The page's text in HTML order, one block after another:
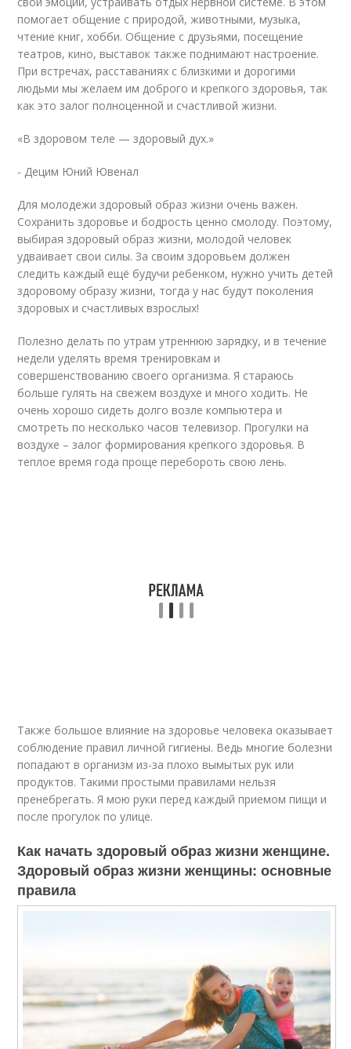
помогает общение с природой, животными, музыка,
чтение книг, хобби. Общение с друзьями, посещение
театров, кино, выставок также поднимают настроение.
При встречах, расставаниях с близкими и дорогими
людьми мы желаем им доброго и крепкого здоровья, так
как это залог полноценной и счастливой жизни.
«В здоровом теле — здоровый дух.»
- Децим Юний Ювенал
Для молодежи здоровый образ жизни очень важен.
Сохранить здоровье и бодрость ценно смолоду. Поэтому,
выбирая здоровый образ жизни, молодой человек
удваивает свои силы. За своим здоровьем должен
следить каждый ещё будучи ребенком, нужно учить детей
здоровому образу жизни, тогда у нас будут поколения
здоровых и счастливых взрослых!
Полезно делать по утрам утреннюю зарядку, и в течение
недели уделять время тренировкам и
совершенствованию своего организма. Я стараюсь
больше гулять на свежем воздухе и много ходить. Не
очень хорошо сидеть долго возле компьютера и
смотреть по несколько часов телевизор. Прогулки на
воздухе – залог формирования крепкого здоровья. В
теплое время года проще перебороть свою лень.
Также большое влияние на здоровье человека оказывает
соблюдение правил личной гигиены. Ведь многие болезни
попадают в организм из-за плохо вымытых рук или
продуктов. Такими простыми правилами нельзя
пренебрегать. Я мою руки перед каждый приемом пищи и
после прогулок по улице.
Как начать здоровый образ жизни женщине.
Здоровый образ жизни женщины: основные
правила